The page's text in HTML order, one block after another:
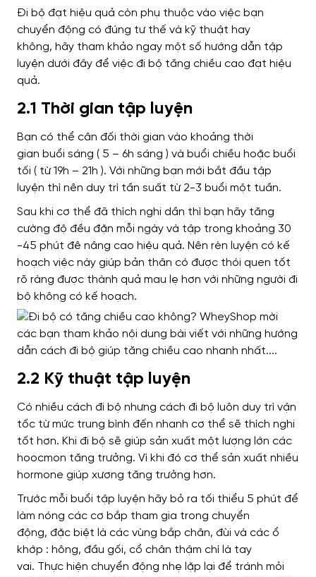
Đi bộ đạt hiệu quả còn phụ thuộc vào việc bạn
chuyển động có đúng tư thế và kỹ thuật hay
không, hãy tham khảo ngay một số hướng dẫn tập
luyện dưới đây để việc đi bộ tăng chiều cao đạt hiệu
quả.
2.1 Thời gian tập luyện
Bạn có thể cân đối thời gian vào khoảng thời
gian buổi sáng ( 5 – 6h sáng ) và buổi chiều hoặc buổi
tối ( từ 19h – 21h ). Với những bạn mới bắt đầu tập
luyện thì nên duy trì tần suất từ 2-3 buổi một tuần.
Sau khi cơ thể đã thích nghi dần thì bạn hãy tăng
cường độ đều đặn mỗi ngày và tập trong khoảng 30
-45 phút đê nâng cao hiệu quả. Nên rèn luyện có kế
hoạch việc này giúp bản thân có được thói quen tốt
rõ ràng được thành quả mau lẹ hơn với những người đi
bộ không có kế hoạch.
2.2 Kỹ thuật tập luyện
Có nhiều cách đi bộ nhưng cách đi bộ luôn duy trì vận
tốc từ mức trung bình đến nhanh cơ thể sẽ thích nghi
tốt hơn. Khi đi bộ sẽ giúp sản xuất một lượng lớn các
hoocmon tăng trưởng. Vì khi đó cơ thể sản xuất nhiều
hormone giúp xương tăng trưởng hơn.
Trước mỗi buổi tập luyện hãy bỏ ra tối thiểu 5 phút để
làm nóng các cơ bắp tham gia trong chuyển
động, đặc biệt là các vùng bắp chân, đùi và các ổ
khớp : hông, đầu gối, cổ chân thậm chí là tay
vai. Thực hiện chuyển động nhẹ lặp lại để tránh mỏi